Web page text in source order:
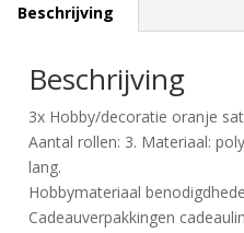
Beschrijving
Beschrijving
3x Hobby/decoratie oranje
Aantal rollen: 3. Materiaal:
lang.
Hobbymateriaal
Cadeauverpakkingen